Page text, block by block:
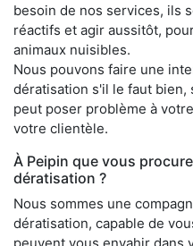
besoin de nos services, ils
réactifs et agir aussitôt,
animaux nuisibles.
Nous pouvons faire une
dératisation s'il le faut
peut poser problème à
votre clientèle.
À Peipin que vous
dératisation ?
Nous sommes une
dératisation, capable de